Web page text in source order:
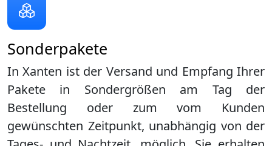
Sonderpakete
In Xanten ist der Versand und Empfang Ihrer
Pakete in Sondergrößen am Tag der
Bestellung oder zum vom Kunden
gewünschten Zeitpunkt, unabhängig von der